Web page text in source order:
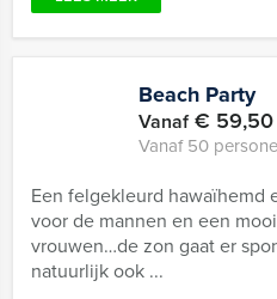
Beach Party
Vanaf€ 59,50
Vanaf 50
Een felgekleurd hawaïhemd
voor de mannen en een
vrouwen…de zon gaat er
natuurlijk ook ...